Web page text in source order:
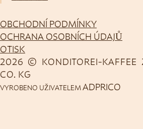
2026 © KONDITOREI-KAFFEE
CO. KG
OBCHODNÍ PODMÍNKY
OCHRANA OSOBNÍCH ÚDAJŮ
OTISK
VYROBENO UŽIVATELEM ADPRICO